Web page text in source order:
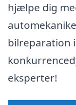
hjælpe dig
bilreparation
eksperter!